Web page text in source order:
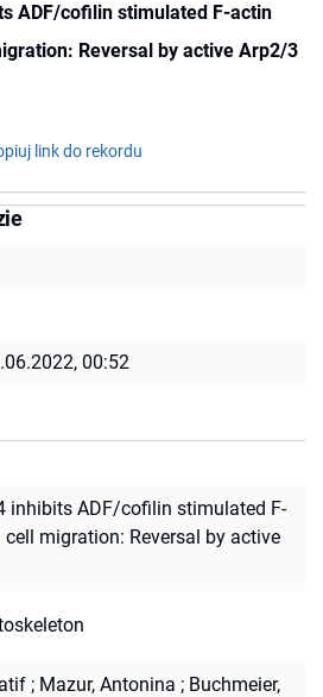
ADF/cofilin stimulated F-actin
Reversal by active Arp2/3
link do rekordu
00:52
inhibits ADF/cofilin stimulated F-
migration: Reversal by active
; Mazur, Antonina ; Buchmeier,